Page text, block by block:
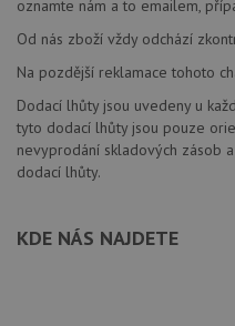
oznamte nám a to emailem,
Od nás zboží vždy odchází
Na pozdější reklamace tohoto
Dodací lhůty jsou uvedeny u
tyto dodací lhůty jsou pouze
nevyprodání skladových zásob
dodací lhůty.
KDE NÁS NAJDETE